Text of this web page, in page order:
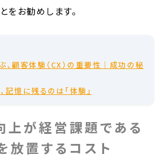
をお勧めします。
、顧客体験（CX）の重要性｜成功の秘
記憶に残るのは「体験」
上が経営課題である
放置するコスト